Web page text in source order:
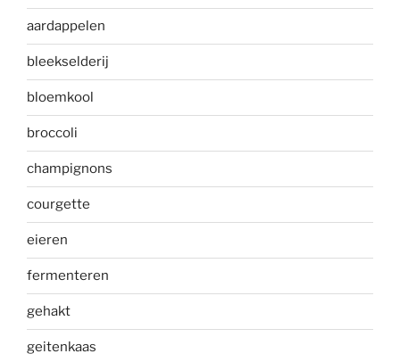
aardappelen
bleekselderij
bloemkool
broccoli
champignons
courgette
eieren
fermenteren
gehakt
geitenkaas